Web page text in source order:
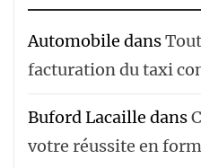
Automobile dans
facturation du taxi
Buford Lacaille dans
votre réussite en